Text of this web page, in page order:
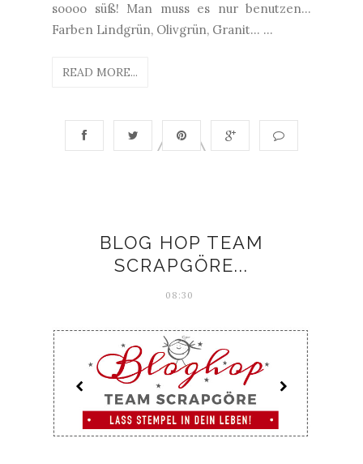
soooo süß! Man muss es nur benutzen...
Farben Lindgrün, Olivgrün, Granit... ...
READ MORE...
BLOG HOP TEAM
SCRAPGÖRE...
08:30